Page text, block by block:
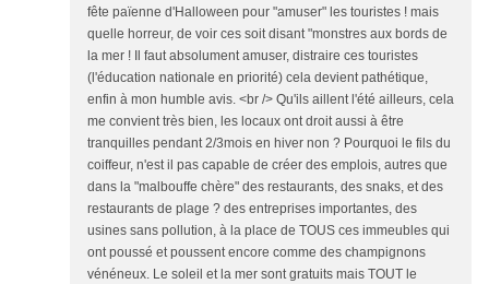
fête païenne d'Halloween pour "amuser" les touristes ! mais
quelle horreur, de voir ces soit disant "monstres aux bords de
la mer ! Il faut absolument amuser, distraire ces touristes
(l'éducation nationale en priorité) cela devient pathétique,
enfin à mon humble avis. <br /> Qu'ils aillent l'été ailleurs, cela
me convient très bien, les locaux ont droit aussi à être
tranquilles pendant 2/3mois en hiver non ? Pourquoi le fils du
coiffeur, n'est il pas capable de créer des emplois, autres que
dans la "malbouffe chère" des restaurants, des snaks, et des
restaurants de plage ? des entreprises importantes, des
usines sans pollution, à la place de TOUS ces immeubles qui
ont poussé et poussent encore comme des champignons
vénéneux. Le soleil et la mer sont gratuits mais TOUT le